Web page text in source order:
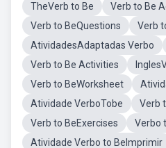
TheVerb to Be
Verb to Be
Verb to BeQuestions
Verb
AtividadesAdaptadas Verbo
Verb to Be Activities
Verb to BeWorksheet
Atividade VerboTobe
Verb
Verb to BeExercises
Verbo
Atividade Verbo to BeImprimir